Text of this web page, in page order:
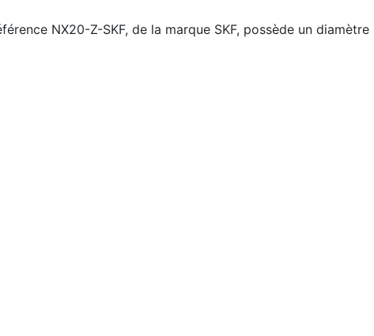
NX20-Z-SKF, de la marque SKF, possède un